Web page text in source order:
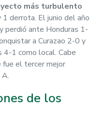
más turbulento
derrota. El junio del año
perdió ante Honduras 1-
a Curazao 2-0 y
4-1 como local. Cabe
fue el tercer mejor
de los